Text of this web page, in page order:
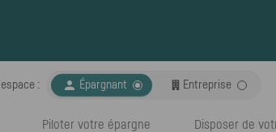
:  Espace choisi :
Épargnant Entreprise
Piloter votre épargne Disposer de